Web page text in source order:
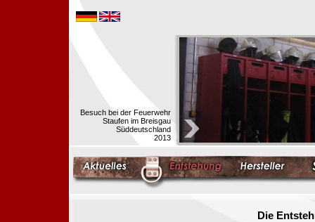
Besuch bei der Feuerwehr
Staufen im Breisgau
Süddeutschland
2013
Die